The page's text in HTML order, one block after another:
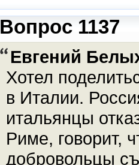
Вопрос 1137
Евгений
Хотел
в Италии.
итальянцы
Риме, говорит,
добровольцы